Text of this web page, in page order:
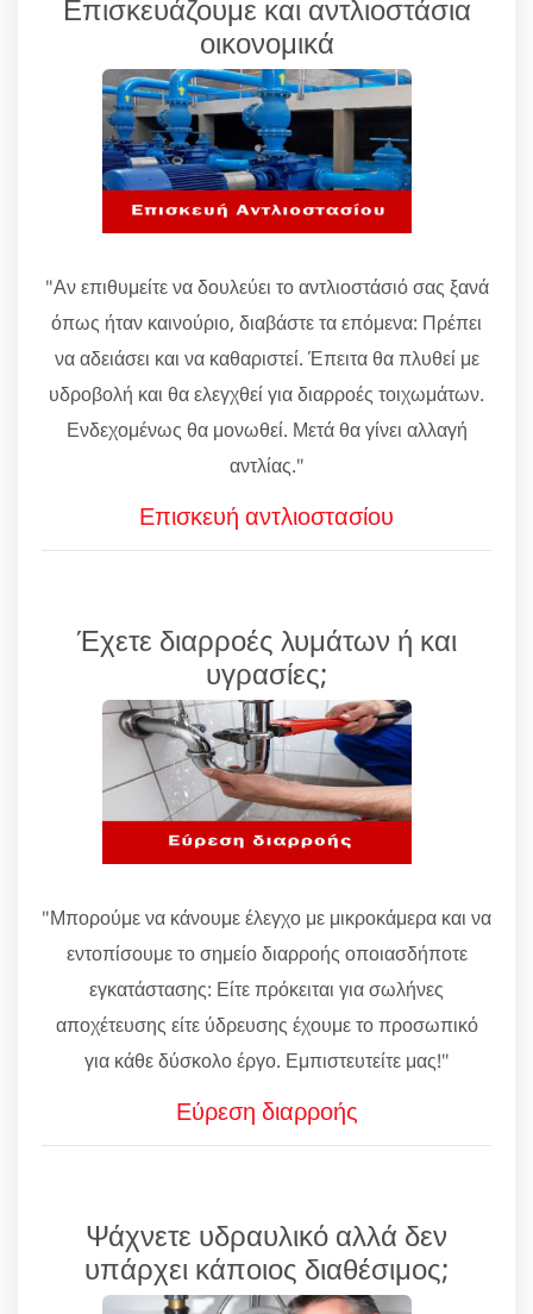
Επισκευάζουμε και αντλιοστάσια
οικονομικά
"Αν επιθυμείτε να δουλεύει το αντλιοστάσιό σας ξανά
όπως ήταν καινούριο, διαβάστε τα επόμενα: Πρέπει
να αδειάσει και να καθαριστεί. Έπειτα θα πλυθεί με
υδροβολή και θα ελεγχθεί για διαρροές τοιχωμάτων.
Ενδεχομένως θα μονωθεί. Μετά θα γίνει αλλαγή
αντλίας."
Επισκευή αντλιοστασίου
Έχετε διαρροές λυμάτων ή και
υγρασίες;
"Μπορούμε να κάνουμε έλεγχο με μικροκάμερα και να
εντοπίσουμε το σημείο διαρροής οποιασδήποτε
εγκατάστασης: Είτε πρόκειται για σωλήνες
αποχέτευσης είτε ύδρευσης έχουμε το προσωπικό
για κάθε δύσκολο έργο. Εμπιστευτείτε μας!"
Εύρεση διαρροής
Ψάχνετε υδραυλικό αλλά δεν
υπάρχει κάποιος διαθέσιμος;